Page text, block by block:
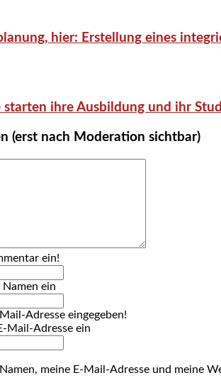
hier: Erstellung eines
ihre Ausbildung und ihr
(erst nach Moderation sichtbar)
ein!
Namen ein
Adresse eingegeben!
Mail-Adresse ein
meine E-Mail-Adresse und meine